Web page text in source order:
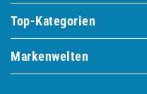
Top-Kategorien
Markenwelten